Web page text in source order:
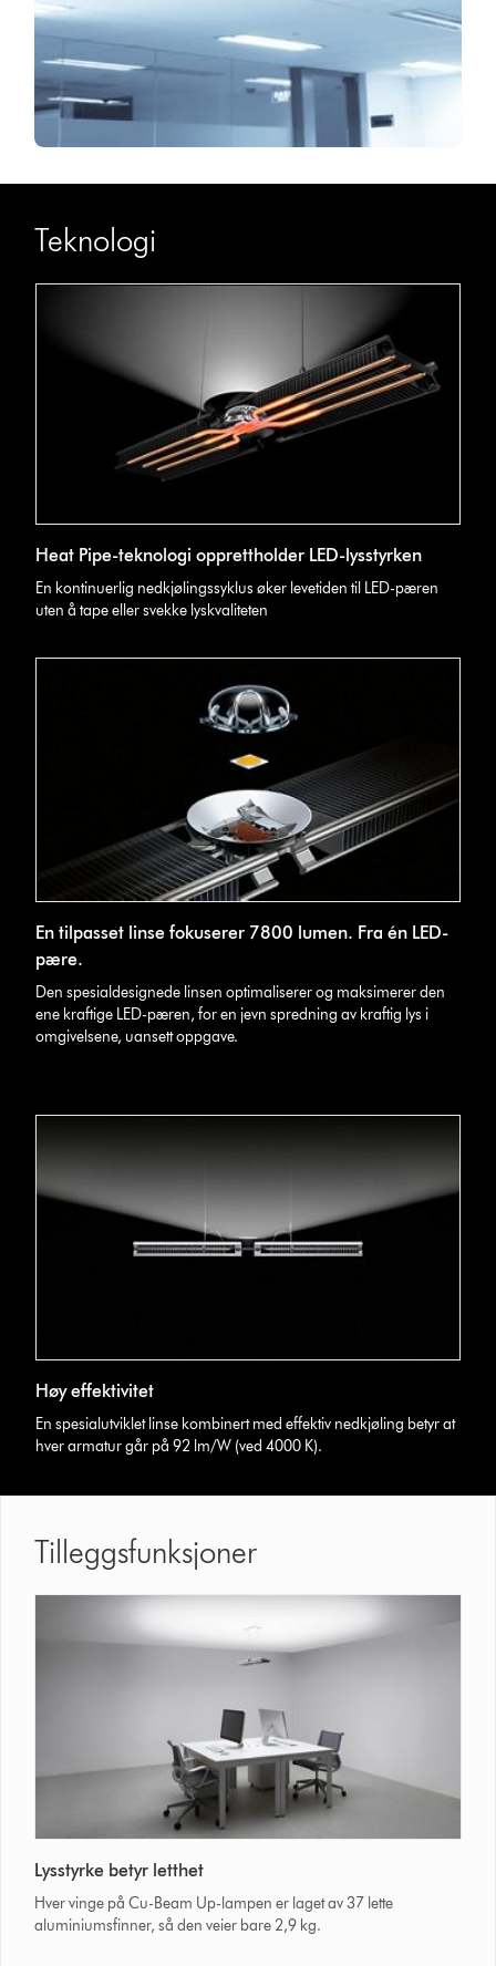
Teknologi
Heat Pipe-teknologi opprettholder LED-lysstyrken
En kontinuerlig nedkjølingssyklus øker levetiden til LED-pæren
uten å tape eller svekke lyskvaliteten
En tilpasset linse fokuserer 7800 lumen. Fra én LED-
pære.
Den spesialdesignede linsen optimaliserer og maksimerer den
ene kraftige LED-pæren, for en jevn spredning av kraftig lys i
omgivelsene, uansett oppgave.
Høy effektivitet
En spesialutviklet linse kombinert med effektiv nedkjøling betyr at
hver armatur går på 92 lm/W (ved 4000 K).
Tilleggsfunksjoner
Lysstyrke betyr letthet
Hver vinge på Cu-Beam Up-lampen er laget av 37 lette
aluminiumsfinner, så den veier bare 2,9 kg.